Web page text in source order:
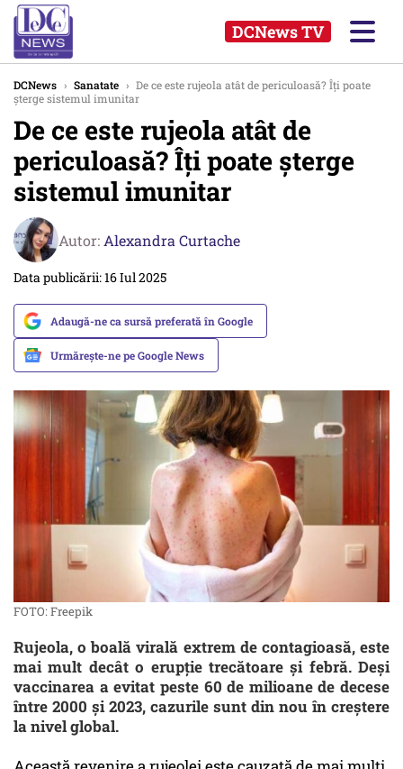
DCNews TV
DCNews › Sanatate › De ce este rujeola atât de periculoasă? Îți poate
șterge sistemul imunitar
De ce este rujeola atât de
periculoasă? Îți poate șterge
sistemul imunitar
Autor: Alexandra Curtache
Data publicării: 16 Iul 2025
Adaugă-ne ca sursă preferată în Google
Urmărește-ne pe Google News
FOTO: Freepik
Rujeola, o boală virală extrem de contagioasă, este
mai mult decât o erupție trecătoare și febră. Deși
vaccinarea a evitat peste 60 de milioane de decese
între 2000 și 2023, cazurile sunt din nou în creștere
la nivel global.